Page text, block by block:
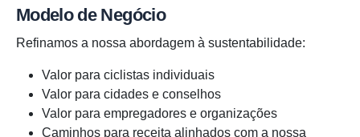
Modelo de Negócio
Refinamos a nossa abordagem à sustentabilidade:
Valor para ciclistas individuais
Valor para cidades e conselhos
Valor para empregadores e organizações
Caminhos para receita alinhados com a nossa